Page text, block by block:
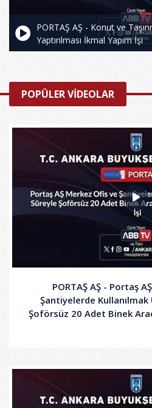
PORTAŞ AŞ - Konut ve
Yaptırılması İkmal Yapım İşi
POPÜLER VİDEOLAR
PORTAŞ AŞ - Portaş
Şantiyelerde Kullanılmak
Şoförsüz 20 Adet Binek